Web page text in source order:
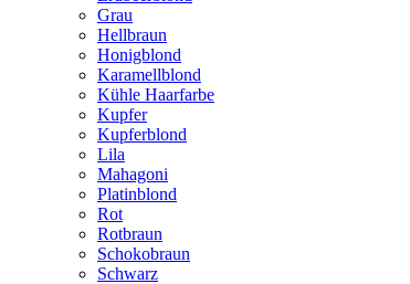
Grau
Hellbraun
Honigblond
Karamellblond
Kühle Haarfarbe
Kupfer
Kupferblond
Lila
Mahagoni
Platinblond
Rot
Rotbraun
Schokobraun
Schwarz